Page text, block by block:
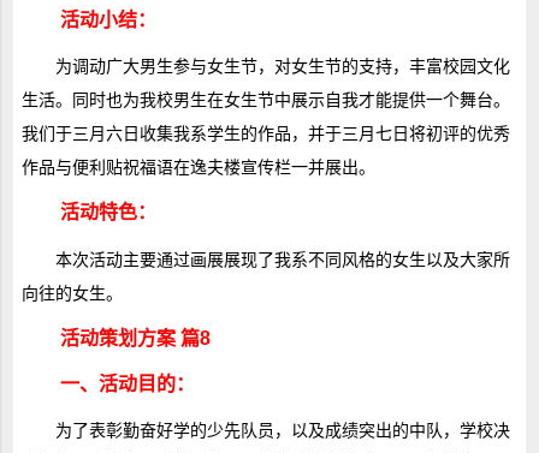
活动小结：
为调动广大男生参与女生节，对女生节的支持，丰富校园文化
生活。同时也为我校男生在女生节中展示自我才能提供一个舞台。
我们于三月六日收集我系学生的作品，并于三月七日将初评的优秀
作品与便利贴祝福语在逸夫楼宣传栏一并展出。
活动特色：
本次活动主要通过画展展现了我系不同风格的女生以及大家所
向往的女生。
活动策划方案 篇8
一、活动目的：
为了表彰勤奋好学的少先队员，以及成绩突出的中队，学校决